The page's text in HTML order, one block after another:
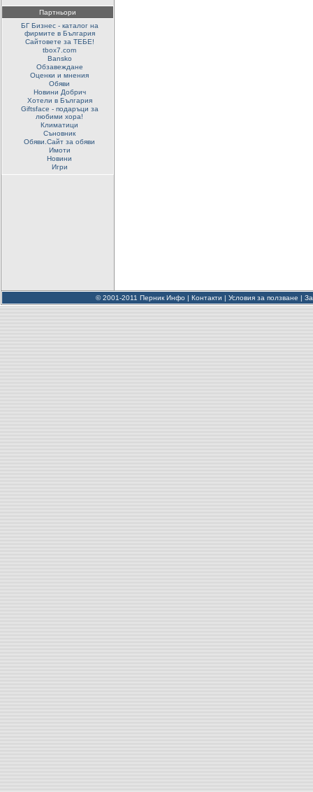
Партньори
БГ Бизнес - каталог на
фирмите в България
Сайтовете за ТЕБЕ!
tbox7.com
Bansko
Обзавеждане
Оценки и мнения
Обяви
Новини Добрич
Хотели в България
Giftsface - подаръци за
любими хора!
Климатици
Съновник
Обяви.Сайт за обяви
Имоти
Новини
Игри
© 2001-2011 Перник Инфо | Контакти | Условия за ползване |